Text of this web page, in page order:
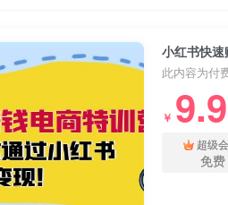
此内容为付
￥ 9.9
超级
免费